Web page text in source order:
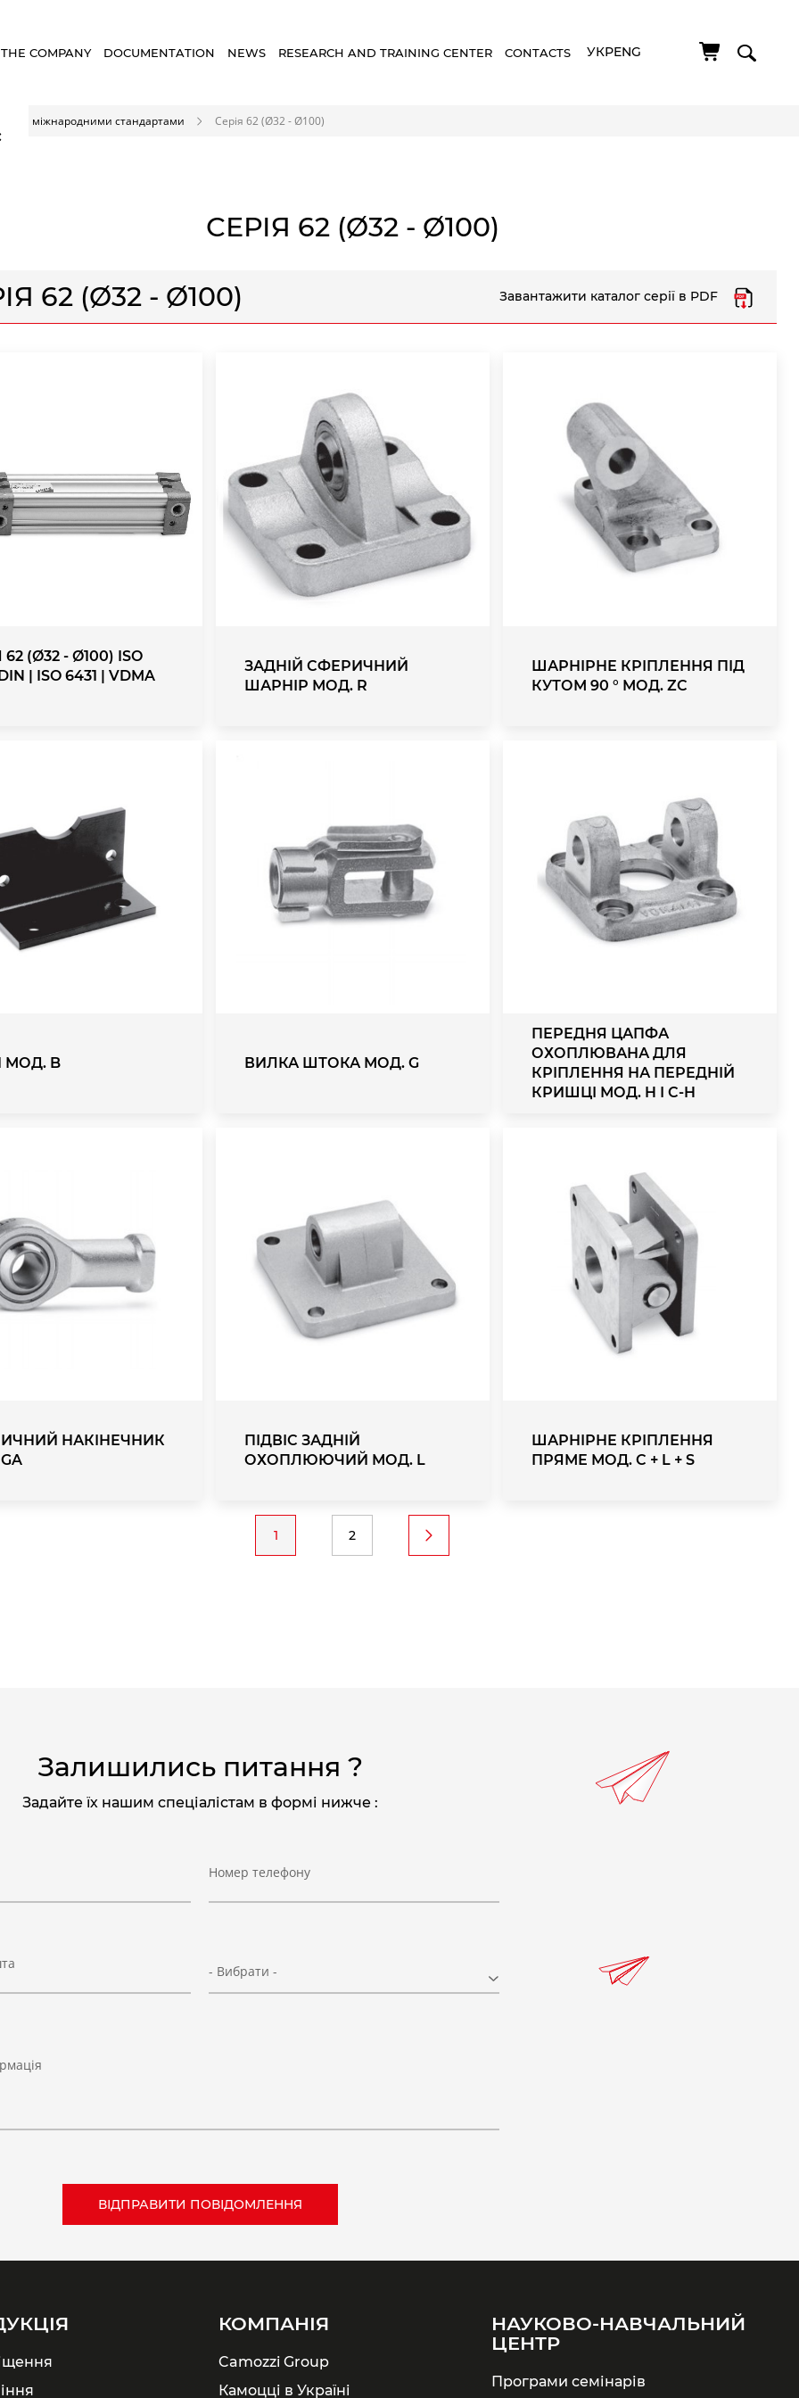
COMPANY DOCUMENTATION NEWS RESEARCH AND TRAINING CENTER CONTACTS УКРENG
за міжнародними стандартами Серія 62 (Ø32 - Ø100)
СЕРІЯ 62 (Ø32 - Ø100)
62 (Ø32 - Ø100) Завантажити каталог серії в PDF
62 (Ø32 - Ø100) ISO
| ISO 6431 | VDMA
ЗАДНІЙ СФЕРИЧНИЙ
ШАРНІР МОД. R
ШАРНІРНЕ КРІПЛЕННЯ ПІД
КУТОМ 90 ° МОД. ZC
МОД. B ВИЛКА ШТОКА МОД. G
ПЕРЕДНЯ ЦАПФА
ОХОПЛЮВАНА ДЛЯ
КРІПЛЕННЯ НА ПЕРЕДНІЙ
КРИШЦІ МОД. H І C-H
НАКІНЕЧНИК
ПІДВІС ЗАДНІЙ
ОХОПЛЮЮЧИЙ МОД. L
ШАРНІРНЕ КРІПЛЕННЯ
ПРЯМЕ МОД. C + L + S
Current
page
1 Page
2
Залишились питання ?
Задайте їх нашим спеціалістам в формі нижче :
Номер телефону
- Вибрати -
КОМПАНІЯ
Camozzi Group
Камоцці в Україні
НАУКОВО-НАВЧАЛЬНИЙ
ЦЕНТР
Програми семінарів